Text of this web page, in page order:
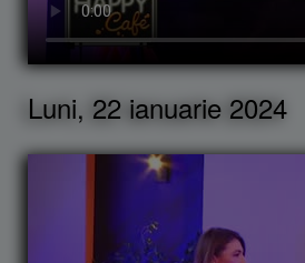
Luni, 22 ianuarie 2024